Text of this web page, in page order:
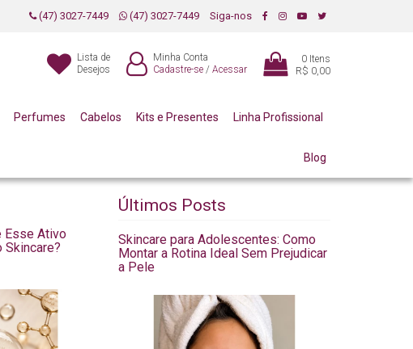
(47) 3027-7449 (47) 3027-7449 Siga-nos
Lista de
Desejos
Minha Conta
Cadastre-se / Acessar
0 Itens
R$ 0,00
Perfumes Cabelos Kits e Presentes Linha Profissional
Blog
Esse Ativo
Skincare?
Últimos Posts
Skincare para Adolescentes: Como
Montar a Rotina Ideal Sem Prejudicar
a Pele